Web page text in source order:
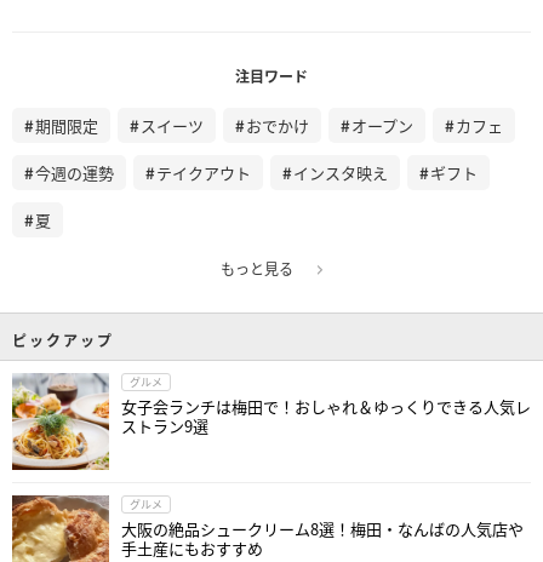
注目ワード
期間限定 スイーツ おでかけ オープン カフェ
今週の運勢 テイクアウト インスタ映え ギフト
夏
もっと見る
ピックアップ
グルメ
女子会ランチは梅田で！おしゃれ＆ゆっくりできる人気レ
ストラン9選
グルメ
大阪の絶品シュークリーム8選！梅田・なんばの人気店や
手土産にもおすすめ